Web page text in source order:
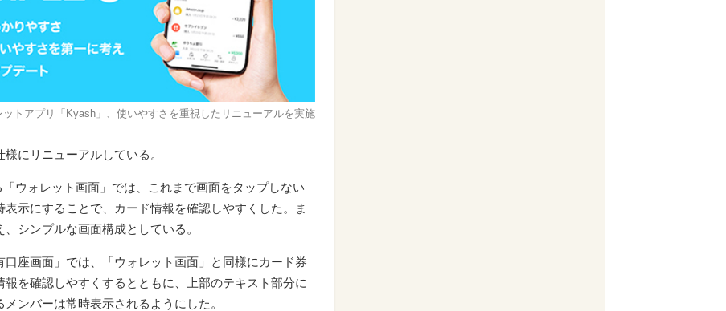
ットアプリ「Kyash」、使いやすさを重視したリニューアルを実施
にリニューアルしている。
ウォレット画面」では、これまで画面をタップしない
示にすることで、カード情報を確認しやすくした。ま
シンプルな画面構成としている。
座画面」では、「ウォレット画面」と同様にカード券
を確認しやすくするとともに、上部のテキスト部分に
ンバーは常時表示されるようにした。